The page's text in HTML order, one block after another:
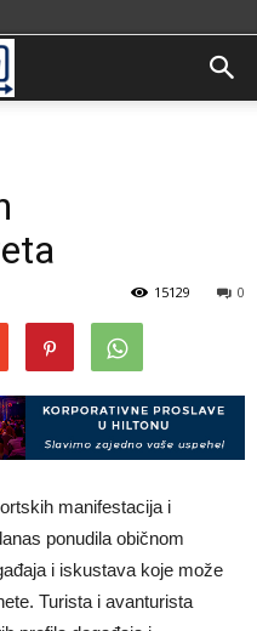
0
15129
manifestacija i
ponudila običnom
i iskustava koje može
Turista i avanturista